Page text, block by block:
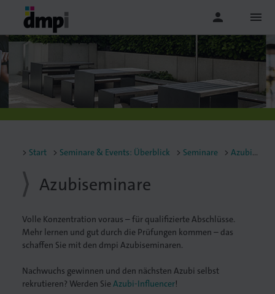
person menu
Start Seminare & Events: Überblick Seminare Azubiseminare
Azubiseminare
Volle Konzentration voraus – für qualifizierte Abschlüsse.
Mehr lernen und gut durch die Prüfungen kommen – das
schaffen Sie mit den dmpi Azubiseminaren.
Nachwuchs gewinnen und den nächsten Azubi selbst
rekrutieren? Werden SieAzubi-Influencer!